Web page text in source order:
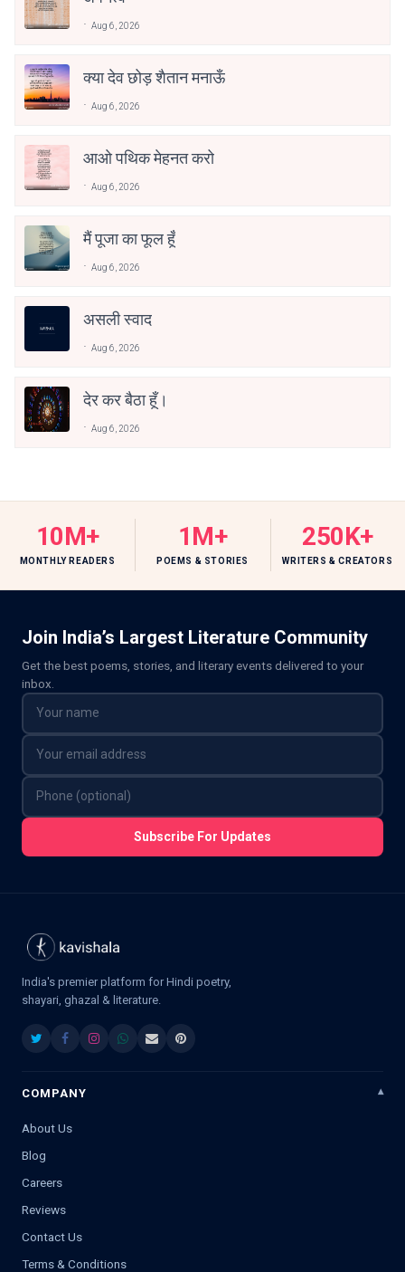
Aug 6, 2026
क्या देव छोड़ शैतान मनाऊँ
Aug 6, 2026
आओ पथिक मेहनत करो
Aug 6, 2026
मैं पूजा का फूल हूँ
Aug 6, 2026
असली स्वाद
Aug 6, 2026
देर कर बैठा हूँ।
Aug 6, 2026
10M+
MONTHLY READERS
1M+
POEMS & STORIES
250K+
WRITERS & CREATORS
Join India’s Largest Literature Community
Get the best poems, stories, and literary events delivered to your
inbox.
Subscribe For Updates
India's premier platform for Hindi poetry,
shayari, ghazal & literature.
COMPANY
About Us
Blog
Careers
Reviews
Contact Us
Terms & Conditions